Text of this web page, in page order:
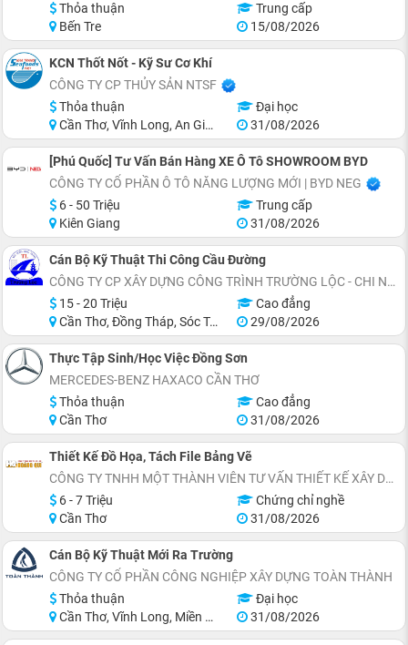
Thỏa thuận
Trung cấp
Bến Tre
15/08/2026
KCN Thốt Nốt - Kỹ Sư Cơ Khí
CÔNG TY CP THỦY SẢN NTSF
Thỏa thuận
Đại học
Cần Thơ, Vĩnh Long, An Giang, Đồng Tháp, Tiền Giang, Hồ Chí Minh
31/08/2026
[Phú Quốc] Tư Vấn Bán Hàng XE Ô Tô SHOWROOM BYD
CÔNG TY CỔ PHẦN Ô TÔ NĂNG LƯỢNG MỚI | BYD NEG
6 - 50 Triệu
Trung cấp
Kiên Giang
31/08/2026
Cán Bộ Kỹ Thuật Thi Công Cầu Đường
CÔNG TY CP XÂY DỰNG CÔNG TRÌNH TRƯỜNG LỘC - CHI NHÁNH CẦN THƠ
15 - 20 Triệu
Cao đẳng
Cần Thơ, Đồng Tháp, Sóc Trăng
29/08/2026
Thực Tập Sinh/Học Việc Đồng Sơn
MERCEDES-BENZ HAXACO CẦN THƠ
Thỏa thuận
Cao đẳng
Cần Thơ
31/08/2026
Thiết Kế Đồ Họa, Tách File Bảng Vẽ
CÔNG TY TNHH MỘT THÀNH VIÊN TƯ VẤN THIẾT KẾ XÂY DỰNG HOÀNG QUI
6 - 7 Triệu
Chứng chỉ nghề
Cần Thơ
31/08/2026
Cán Bộ Kỹ Thuật Mới Ra Trường
CÔNG TY CỔ PHẦN CÔNG NGHIỆP XÂY DỰNG TOÀN THÀNH
Thỏa thuận
Đại học
Cần Thơ, Vĩnh Long, Miền Nam, Miền Trung
31/08/2026